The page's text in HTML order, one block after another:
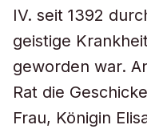
IV. seit 1392
geistige
geworden war.
Rat die
Frau, Königin